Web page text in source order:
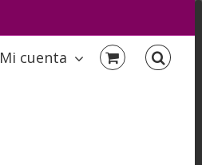
Mi cuenta